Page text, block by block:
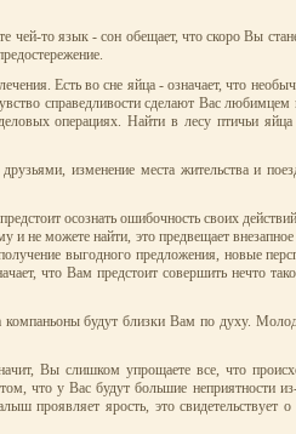
то язык - сон обещает, что скоро Вы
Есть во сне яйца - означает, что
справедливости сделают Вас
операциях. Найти в лесу птичьи
изменение места жительства и
осознать ошибочность своих
и не можете найти, это предвещает
выгодного предложения, новые
что Вам предстоит совершить нечто
будут близки Вам по духу.
Вы слишком упрощаете все, что
что у Вас будут большие неприятности
проявляет ярость, это свидетельствует